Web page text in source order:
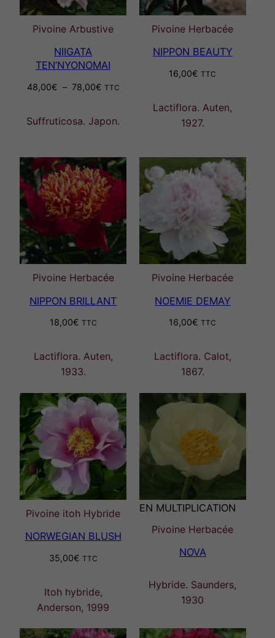
Pivoine Arbustive
NIIGATA
TEN’NYONOMAI
48,00€ – 78,00€Plage
48,00€
TTC
Suffruticosa. Japon.
Pivoine Herbacée
NIPPON BEAUTY
16,00€ TTC
Lactiflora. Auten,
1927.
Pivoine Herbacée
NIPPON BRILLANT
18,00€ TTC
Lactiflora. Auten,
1933.
Pivoine Herbacée
NOEMIE DEMAY
16,00€ TTC
Lactiflora. Calot,
1867.
Pivoine itoh Hybride
NORWEGIAN BLUSH
35,00€ TTC
Itoh hybride,
Anderson, 1999
EN MULTIPLICATION
Pivoine Herbacée
NOVA
Hybride. Saunders,
1930